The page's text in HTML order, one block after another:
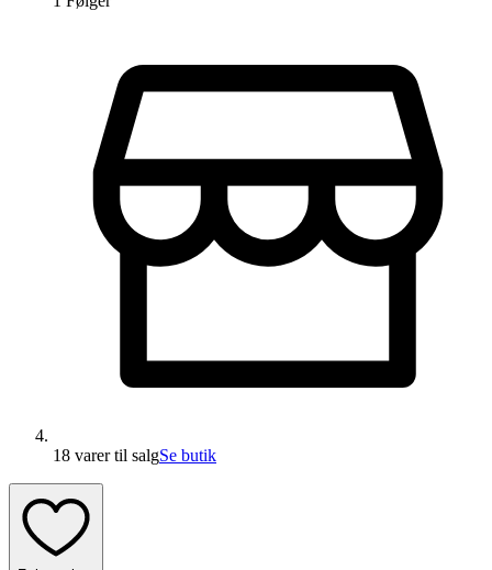
18 varertil salgSe butik